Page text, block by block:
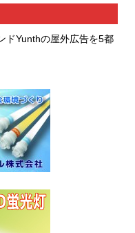
ドYunthの屋外広告を5都